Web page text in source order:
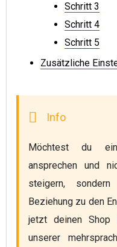
Schritt 3
Schritt 4
Schritt 5
Zusätzliche
Möchtest du ein
ansprechen und
steigern,
Beziehung zu den
jetzt deinen
unserer